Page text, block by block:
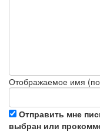
Отображаемое имя
Отправить мне
выбран или